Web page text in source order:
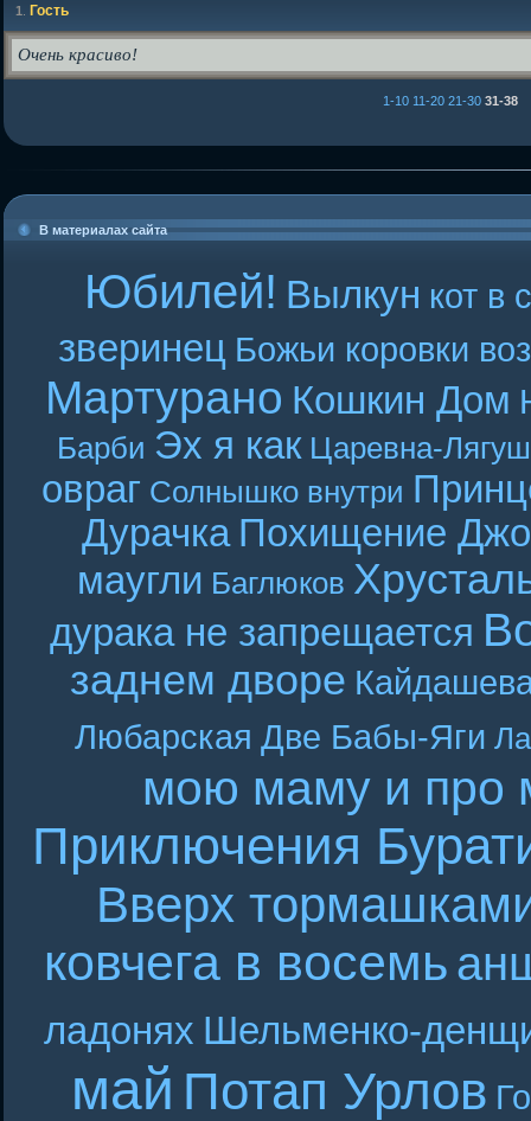
1 Гость
Очень красиво!
1-10 11-20 21-30 31-38
В материалах сайта
Юбилей! Вылкун кот в
зверинец Божьи коровки
Мартурано Кошкин Дом
Барби Эх я как Царевна-
овраг Солнышко внутри
Дурачка Похищение
маугли Баглюков
дурака не запрещается
заднем дворе
Любарская Две Бабы-Яги
мою маму и про
Приключения
Вверх
ковчега в восемь
ладонях Шельменко-
май Потап Урлов